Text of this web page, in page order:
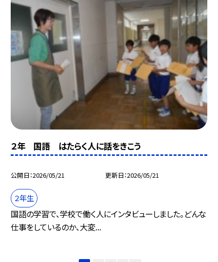
２年 国語 はたらく人に話をきこう
公開日 2026/05/21 更新日 2026/05/21
２年生
国語の学習で、学校で働く人にインタビューしました。どんな
仕事をしているのか、大変...